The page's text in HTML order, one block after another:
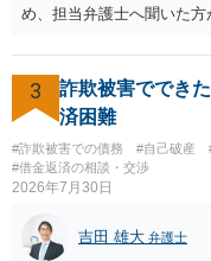
め、担当弁護士へ聞いた方
3
詐欺被害ででき
済困難
#詐欺被害での債務 #自己破産
#借金返済の相談・交渉
2026年7月30日
吉田 雄大 弁護士